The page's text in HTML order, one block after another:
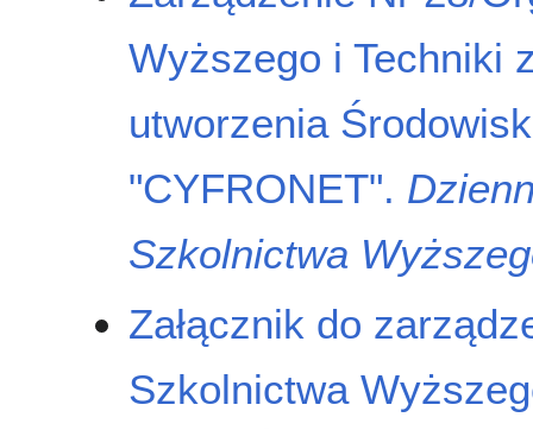
Wyższego i Techniki
utworzenia
"CYFRONET".
Szkolnictwa
Załącznik do
Szkolnictwa